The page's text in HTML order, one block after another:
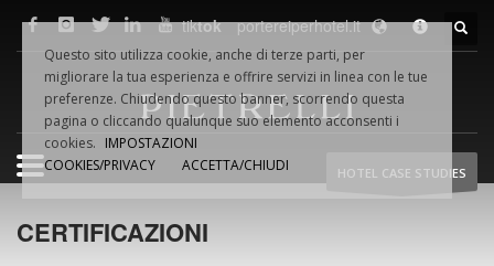
F.LLIPIETRELLISRL
Via Dino VAMPA, 18
61032 Fano (PU) Italia
+39.0721.854495
Fax +39.0721.854954
P.iva 02044740419
tiktok portereiperhotel.it
HOTEL CASE STUDIES
CERTIFICAZIONI
Questo sito utilizza cookie, anche di terze parti, per
migliorare la tua esperienza e offrire servizi in linea con le tue
preferenze. Chiudendo questo banner, scorrendo questa
pagina o cliccando qualunque suo elemento acconsenti i
cookies. IMPOSTAZIONI
COOKIES/PRIVACY
ACCETTA/CHIUDI